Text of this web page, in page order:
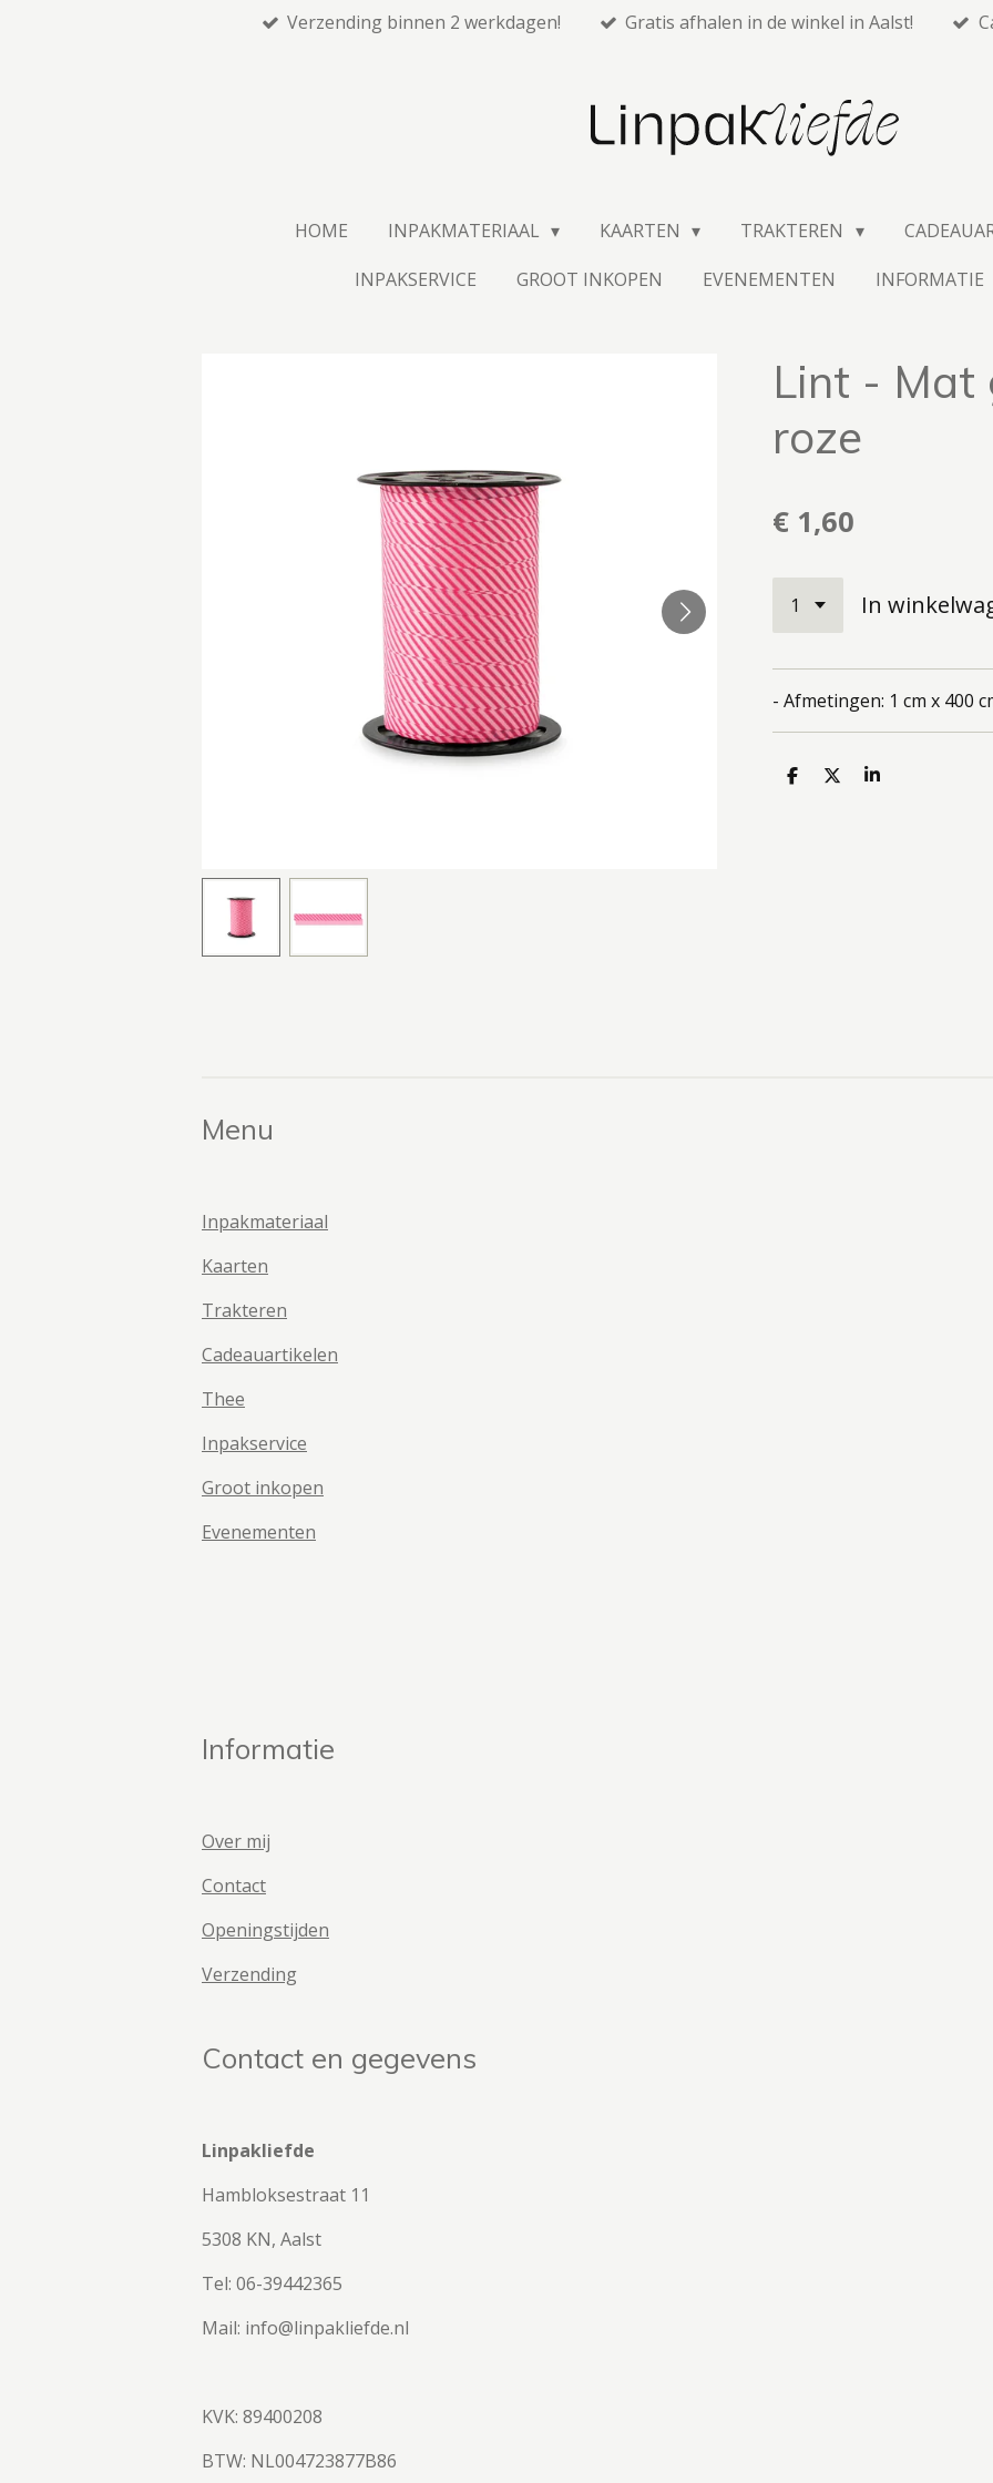
Verzending binnen 2 werkdagen! Gratis afhalen in de winkel in Aalst!
HOME INPAKMATERIAAL KAARTEN TRAKTEREN
INPAKSERVICE
GROOT INKOPEN EVENEMENTEN INFORMATIE
Lint - Mat
roze
€ 1,60
In
- Afmetingen: 1 cm x 400
D
D
S
Menu
Inpakmateriaal
Kaarten
Trakteren
Cadeauartikelen
Thee
Inpakservice
Groot inkopen
Evenementen
Informatie
Over mij
Contact
Openingstijden
Verzending
Contact en gegevens
Linpakliefde
Hambloksestraat 11
5308 KN, Aalst
Tel: 06-39442365
Mail: info@linpakliefde.nl
KVK: 89400208
BTW: NL004723877B86